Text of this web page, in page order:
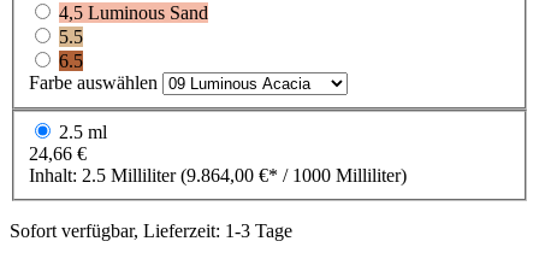
4,5 Luminous Sand
5.5
6.5
Farbe auswählen
2.5 ml
24,66 €
Inhalt: 2.5 Milliliter(9.864,00 €* / 1000 Milliliter)
Sofort verfügbar, Lieferzeit: 1-3 Tage